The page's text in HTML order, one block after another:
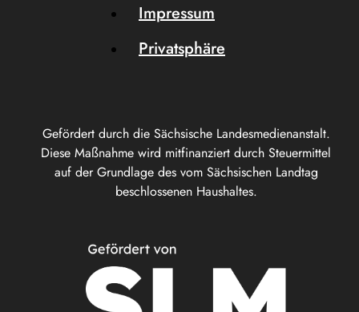
Gefördert durch die Sächsische Landesmedienanstalt.
Diese Maßnahme wird mitfinanziert durch Steuermittel
auf der Grundlage des vom Sächsischen Landtag
beschlossenen Haushaltes.
Impressum
Privatsphäre